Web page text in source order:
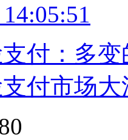
支付：多
付市场